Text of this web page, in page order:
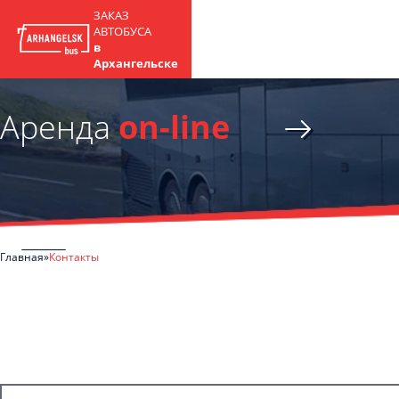
ЗАКАЗ
АВТОБУСА
в
Архангельске
Арендаon-line
Главная Контакты